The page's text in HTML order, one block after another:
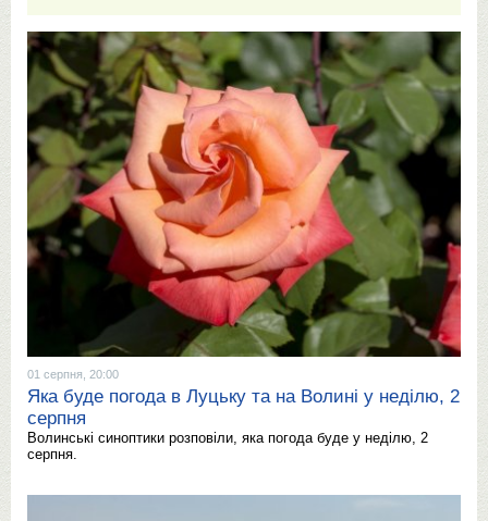
01 серпня, 20:00
Яка буде погода в Луцьку та на Волині у неділю, 2
серпня
Волинські синоптики розповіли, яка погода буде у неділю, 2
серпня.